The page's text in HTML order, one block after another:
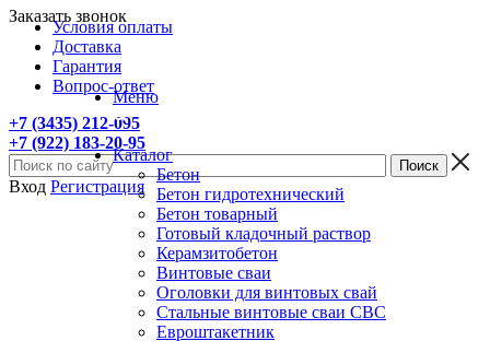
Условия оплаты
Доставка
Гарантия
Вопрос-ответ
+7 (3435) 212-095
+7 (922) 183-20-95
Заказать звонок
Вход Регистрация
Меню
Каталог
Бетон
Бетон гидротехнический
Бетон товарный
Готовый кладочный раствор
Керамзитобетон
Винтовые сваи
Оголовки для винтовых свай
Стальные винтовые сваи СВС
Евроштакетник